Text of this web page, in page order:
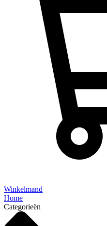
Winkelmand
Home
Categorieën